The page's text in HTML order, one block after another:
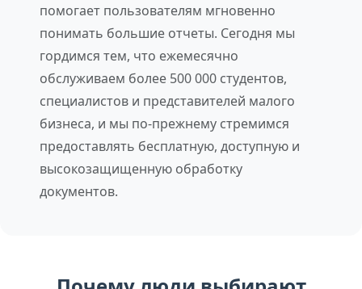
помогает пользователям мгновенно
понимать большие отчеты. Сегодня мы
гордимся тем, что ежемесячно
обслуживаем более 500 000 студентов,
специалистов и представителей малого
бизнеса, и мы по-прежнему стремимся
предоставлять бесплатную, доступную и
высокозащищенную обработку
документов.